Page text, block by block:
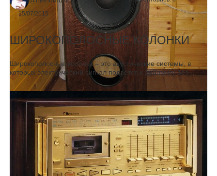
15/07/2015
ШИРОКОПОЛОСНЫЕ КОЛОНКИ
Широкополосные колонки – это акустические системы, в
которых электрический сигнал подается к динамику без
предварительного деления на частотные полосы – НЧ и ВЧ.
В самом начале эры звуковоспроизведения практически все
динамики обладали высокой чувствительностью и были
широкополосными. По мере развития технологии
звуковоспроизведения, конструкция колонок с одним
динамиком, отвечающим за весь звуковой спектр, была
вытеснена системой, в которой звук делился на две полосы
специальным устройством – кроссовером. В таких колонках
отдельные динамики разной конструкции, из разных
материалов и разных массо-габаритов "обслуживали" свой
индивидуальный поддиапазон. Нижний динамик с большей